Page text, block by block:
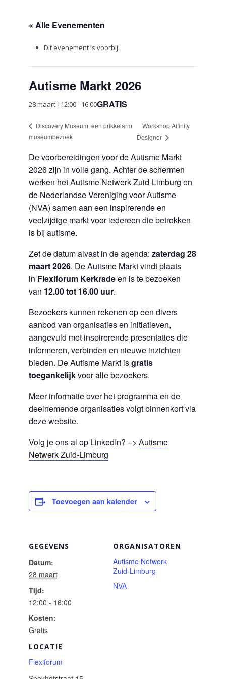
« Alle Evenementen
Dit evenement is voorbij.
Autisme Markt 2026
28 maart |12:00- 16:00GRATIS
Discovery Museum, een prikkelarm
museumbezoek
Workshop Affinity
Designer
De voorbereidingen voor de Autisme Markt
2026 zijn in volle gang. Achter de schermen
werken het Autisme Netwerk Zuid-Limburg en
de Nederlandse Vereniging voor Autisme
(NVA) samen aan een inspirerende en
veelzijdige markt voor iedereen die betrokken
is bij autisme.
Zet de datum alvast in de agenda: zaterdag 28
maart 2026. De Autisme Markt vindt plaats
in Flexiforum Kerkradeen is te bezoeken
van 12.00 tot 16.00 uur.
Bezoekers kunnen rekenen op een divers
aanbod van organisaties en initiatieven,
aangevuld met inspirerende presentaties die
informeren, verbinden en nieuwe inzichten
bieden. De Autisme Markt isgratis
toegankelijkvoor alle bezoekers.
Meer informatie over het programma en de
deelnemende organisaties volgt binnenkort via
deze website.
Volg je ons al op LinkedIn? –> Autisme
Netwerk Zuid-Limburg
Toevoegen aan kalender
GEGEVENS
Datum:
28 maart
Tijd:
12:00 - 16:00
Kosten:
Gratis
LOCATIE
Flexiforum
ORGANISATOREN
Autisme Netwerk
Zuid-Limburg
NVA